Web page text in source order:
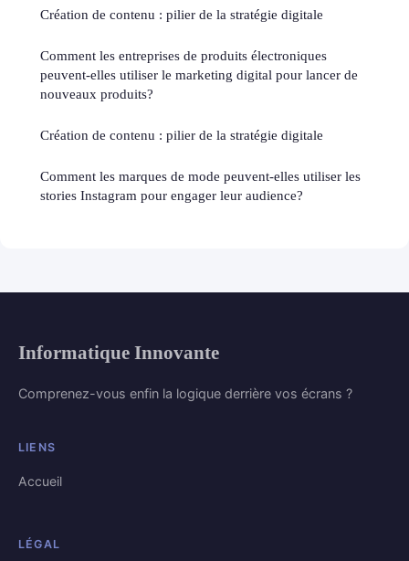
Création de contenu : pilier de la stratégie digitale
Comment les entreprises de produits électroniques
peuvent-elles utiliser le marketing digital pour lancer de
nouveaux produits?
Création de contenu : pilier de la stratégie digitale
Comment les marques de mode peuvent-elles utiliser les
stories Instagram pour engager leur audience?
Informatique Innovante
Comprenez-vous enfin la logique derrière vos écrans ?
LIENS
Accueil
LÉGAL